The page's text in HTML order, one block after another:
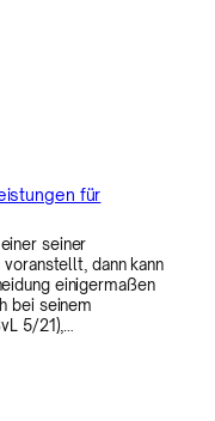
für
seiner
dann kann
einigermaßen
bei seinem
5/21),…